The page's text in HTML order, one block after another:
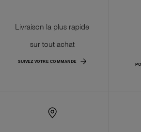
Livraison la plus rapide
sur tout achat
SUIVEZ VOTRE COMMANDE